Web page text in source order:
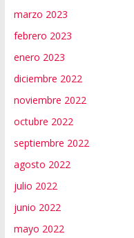
marzo 2023
febrero 2023
enero 2023
diciembre 2022
noviembre 2022
octubre 2022
septiembre 2022
agosto 2022
julio 2022
junio 2022
mayo 2022